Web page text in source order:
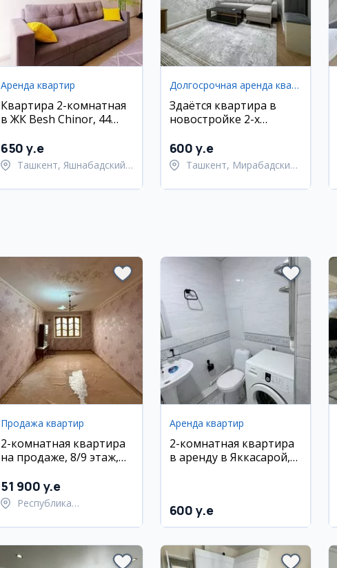
Аренда квартир
Квартира 2-комнатная
в ЖК Besh Chinor, 44
650 y.e
Ташкент, Яшнабадский
Долгосрочная аренда квартир
Здаётся квартира в
новостройке 2-х
600 y.e
Ташкент, Мирабадский
Продажа квартир
2-комнатная квартира
на продаже, 8/9 этаж,
51 900 y.e
Республика
Берунийский район
Аренда квартир
2-комнатная квартира
в аренду в Яккасарой,
600 y.e